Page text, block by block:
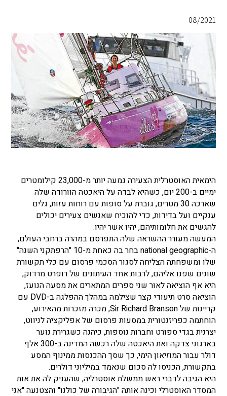
08/2021
הימאית האוסטרלית הצעירה גמעה יותר מ-23,000 קילומטרים
ימיים ב-200 יום, כשהיא לבדה על היאכטה הוורודה שלה
שארכה 30 מטרים, גוברת על סופות עם רוחות עזות, גלים
ענקיים ועל בדידות, כדי להוכיח שאנשים צעירים יכולים
להגשים את חלומותיהם, יהיו אשר יהיו.
המעשה מעורר ההשראה שלה התפרסם במהרה ברחבי העולם,
ה-national geographic בחר בה כאחת מ-10 "הרפתקני השנה"
שלו ומשפחתה הצליחה לסגור הסכמי פרסום עם כלי תקשורת
שונים שפנו אליהם, לרבות אחד העיתונים של רופרט מרדוק,
היא אף הוציאה לאור שני ספרים המתארים את מסעה הנועז,
הוציאה סרט תיעודי קצר שצילמה במהלך ההפלגה ב-DVD עם
קריינות של Sir Richard Branson, מכרה מזכרות מהאירוע,
הוחתמה כפריזנטורית במסעות פרסום של אפליקציה לניווט,
יצרנית בגדי ספורט וחברות נוספות, כיהנה כשגרירת נוער
בארגוני צדקה ואת היאכטה שלה רכשה המדינה ב-300 אלף
דולר עבור המוזיאון הימי, כך שסך ההכנסות ממינוף המסע
בתקשורת, הכניסו לה סכום שנאמד במיליוני דולרים.
היא הגיבה לדברי ראש ממשלת אוסטרליה, שהעניק לה את אות
המסדר האוסטרלי וכינה אותה "הגיבורה של כולנו" והצטנעה "אני